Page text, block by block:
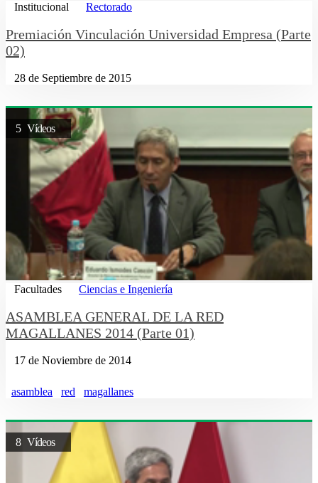
Institucional Rectorado
Premiación Vinculación Universidad Empresa (Parte
02)
28 de Septiembre de 2015
5 Vídeos
Facultades Ciencias e Ingeniería
ASAMBLEA GENERAL DE LA RED
MAGALLANES 2014 (Parte 01)
17 de Noviembre de 2014
asamblea red magallanes
8 Vídeos